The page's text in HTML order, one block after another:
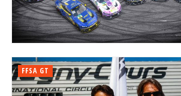
C
P
A
L
E
A
N
FFSA GT